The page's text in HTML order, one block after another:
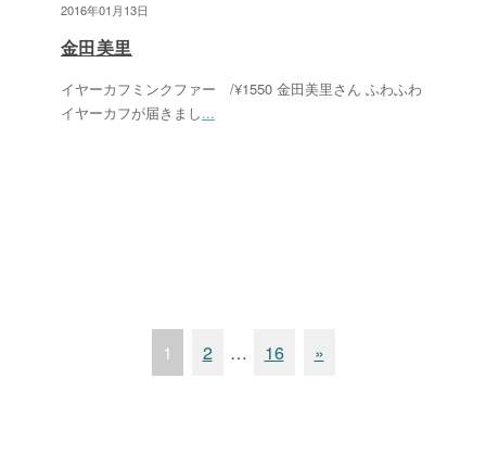
2016年01月13日
金田美里
イヤーカフミンクファー /¥1550 金田美里さん ふわふわ
イヤーカフが届きまし...
1 2 … 16 »